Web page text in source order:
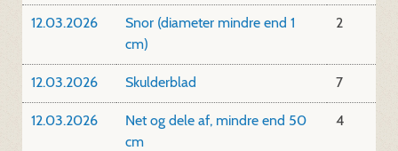
12.03.2026
Snor (diameter mindre end 1
cm)
2
12.03.2026 Skulderblad 7
12.03.2026
Net og dele af, mindre end 50
cm
4